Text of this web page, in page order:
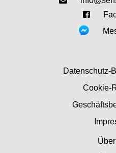
Datenschutz-
Cookie-